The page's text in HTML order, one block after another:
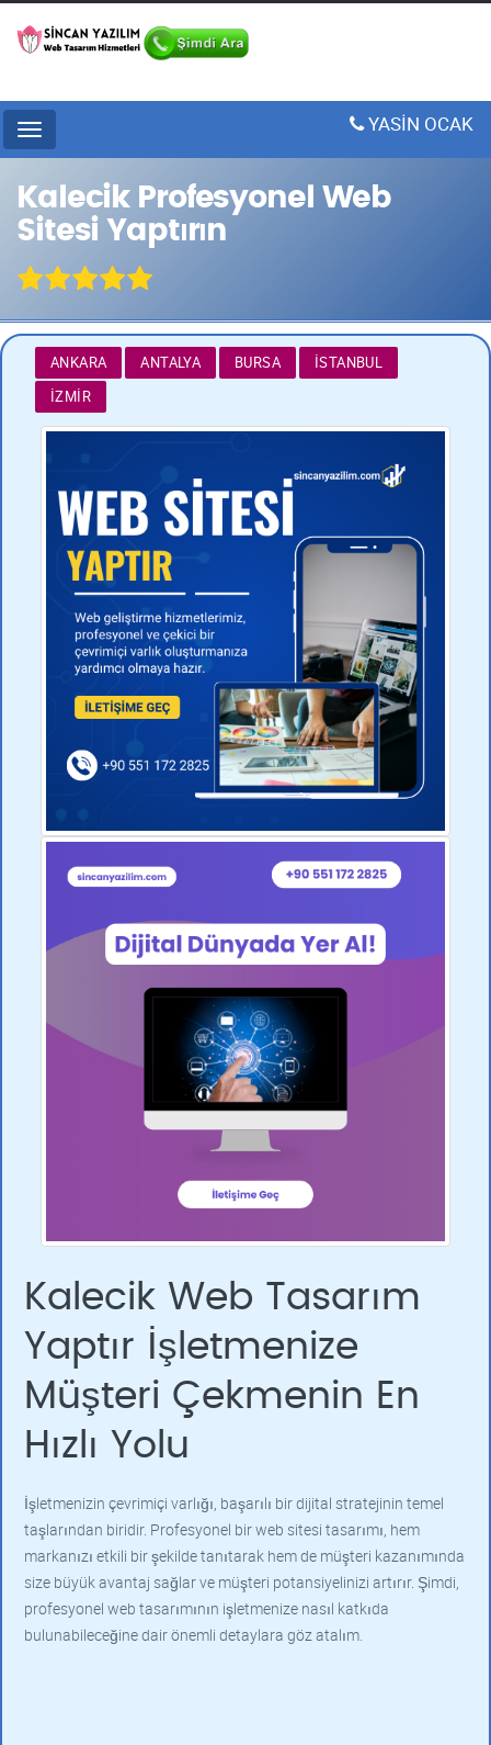
Menu YASİN OCAK
Kalecik Profesyonel Web
Sitesi Yaptırın
ANKARA ANTALYA BURSA
İSTANBUL
İZMIR
Kalecik Web Tasarım
Yaptır İşletmenize
Müşteri Çekmenin En
Hızlı Yolu
İşletmenizin çevrimiçi varlığı, başarılı bir dijital stratejinin temel
taşlarından biridir. Profesyonel bir web sitesi tasarımı, hem
markanızı etkili bir şekilde tanıtarak hem de müşteri kazanımında
size büyük avantaj sağlar ve müşteri potansiyelinizi artırır. Şimdi,
profesyonel web tasarımının işletmenize nasıl katkıda
bulunabileceğine dair önemli detaylara göz atalım.